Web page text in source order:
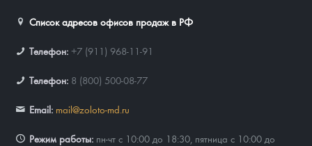
Список адресов офисов продаж в РФ
Телефон: +7 (911) 968-11-91
Телефон: 8 (800) 500-08-77
Email: mail@zoloto-md.ru
Режим работы: пн-чт с 10:00 до 18:30, пятница с 10:00 до